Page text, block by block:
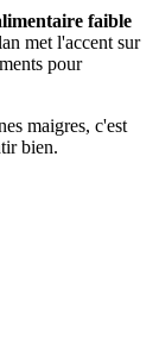
faible
met l'accent sur
pour
maigres, c'est
bien.